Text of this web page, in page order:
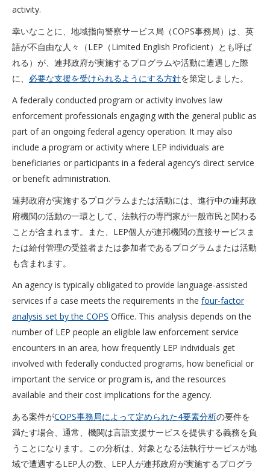
activity.
幸いなことに、地域指向警察サービス局（COPS事務局）は、英
語が不自由な人々（LEP（Limited English Proficient）とも呼ば
れる）が、連邦政府が実施するプログラムや活動に遭遇した際
に、 必要な支援を受けられるようにする方針を策定しました。
A federally conducted program or activity involves law
enforcement professionals engaging with the general public as
part of an ongoing federal agency operation. It may also
include a program or activity where LEP individuals are
beneficiaries or participants in a federal agency’s direct service
or benefit administration.
連邦政府が実施するプログラムまたは活動には、進行中の連邦政
府機関の活動の一環として、法執行の専門家が一般市民と関わる
ことが含まれます。また、LEP個人が連邦機関の直接サービスま
たは給付管理の受益者または参加者であるプログラムまたは活動
も含まれます。
An agency is typically obligated to provide language-assisted
services if a case meets the requirements in the four-factor
analysis set by the COPS Office. This analysis depends on the
number of LEP people an eligible law enforcement service
encounters in an area, how frequently LEP individuals get
involved with federally conducted programs, how beneficial or
important the service or program is, and the resources
available and their cost implications for the agency.
ある案件がCOPS事務局によって定められた4要素分析の要件を
満たす場合、通常、機関は言語支援サービスを提供する義務を負
うことになります。この分析は、対象となる法執行サービスが地
域で遭遇するLEP人の数、LEP人が連邦政府が実施するプログラ